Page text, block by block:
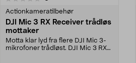
Actionkameratilbehør
DJI Mic 3 RX Receiver trådløs
mottaker
Motta klar lyd fra flere DJI Mic 3-
mikrofoner trådløst. DJI Mic 3 RX